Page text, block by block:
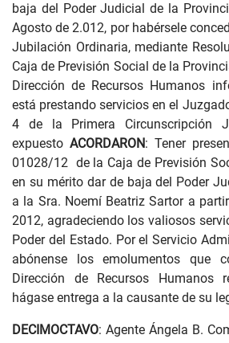
baja del Poder Judicial de la
Agosto de 2.012, por habérsele
Jubilación Ordinaria, mediante
Caja de Previsión Social de la
Dirección de Recursos Humanos
está prestando servicios en el
4 de la Primera Circunscripción
expuesto ACORDARON: Tener
01028/12 de la Caja de Previsión
en su mérito dar de baja del Poder
a la Sra. Noemí Beatriz Sartor a
2012, agradeciendo los valiosos
Poder del Estado. Por el Servicio
abónense los emolumentos que
Dirección de Recursos Humanos
hágase entrega a la causante de su
DECIMOCTAVO: Agente Ángela B.